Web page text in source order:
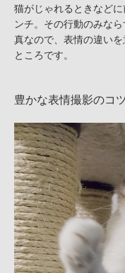
猫がじゃれるときなど
ンチ。その行動のみな
真なので、表情の違い
ところです。
豊かな表情撮影のコ